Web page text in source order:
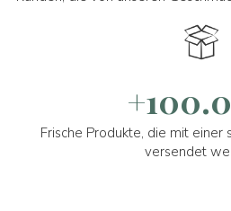
Frische Produkte, die mit einer
versendet